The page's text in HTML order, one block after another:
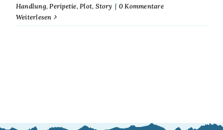
Handlung,Peripetie,Plot, Story | 0 Kommentare
Weiterlesen